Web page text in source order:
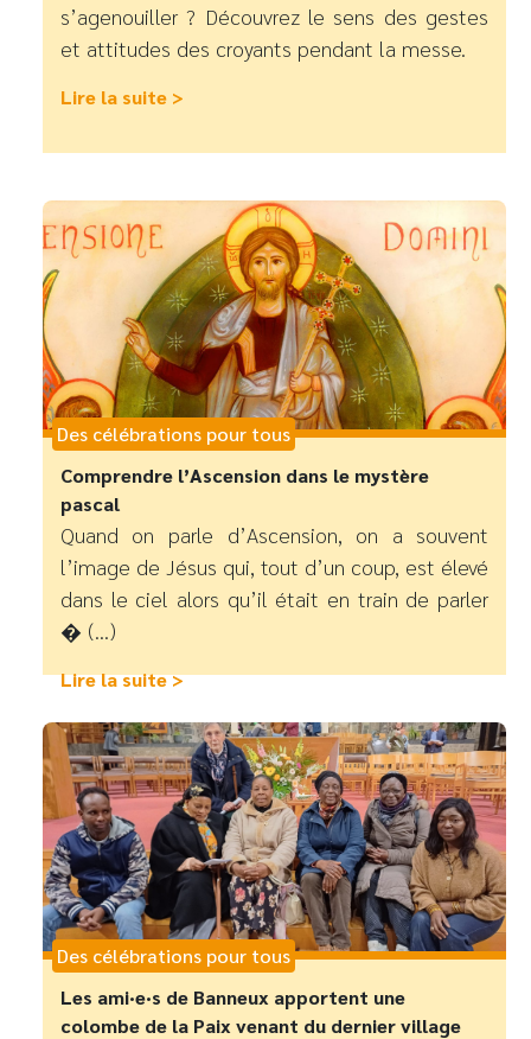
s’agenouiller ? Découvrez le sens des gestes
et attitudes des croyants pendant la messe.
Lire la suite >
Des célébrations pour tous
Comprendre l’Ascension dans le mystère
pascal
Quand on parle d’Ascension, on a souvent
l’image de Jésus qui, tout d’un coup, est élevé
dans le ciel alors qu’il était en train de parler
� (...)
Lire la suite >
Des célébrations pour tous
Les ami·e·s de Banneux apportent une
colombe de la Paix venant du dernier village